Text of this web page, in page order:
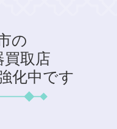
の
買取店
化中です